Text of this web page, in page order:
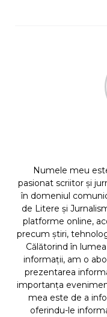
Numele meu
pasionat scriitor și
în domeniul
de Litere și
platforme online,
precum știri,
Călătorind în
informații, am o
prezentarea
importanța
mea este de a
oferindu-le